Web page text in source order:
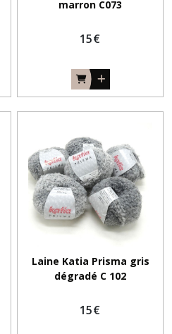
marron C073
15€
Laine Katia Prisma gris
dégradé C 102
15€